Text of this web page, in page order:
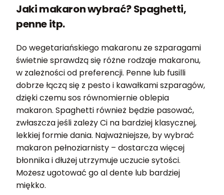
Jaki makaron wybrać? Spaghetti,
penne itp.
Do wegetariańskiego makaronu ze szparagami
świetnie sprawdzą się różne rodzaje makaronu,
w zależności od preferencji. Penne lub fusilli
dobrze łączą się z pesto i kawałkami szparagów,
dzięki czemu sos równomiernie oblepia
makaron. Spaghetti również będzie pasować,
zwłaszcza jeśli zależy Ci na bardziej klasycznej,
lekkiej formie dania. Najważniejsze, by wybrać
makaron pełnoziarnisty – dostarcza więcej
błonnika i dłużej utrzymuje uczucie sytości.
Możesz ugotować go al dente lub bardziej
miękko.